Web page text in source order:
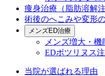
痩身治療（脂肪溶解注
術後のへこみや変形
メンズED治療
メンズ増大・機
EDボツリヌス
当院が選ばれる理由